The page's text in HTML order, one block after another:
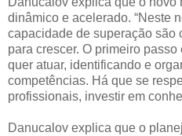
dinâmico e acelerado. “Neste
capacidade de superação são
para crescer. O primeiro
quer atuar, identificando e
competências. Há que se
profissionais, investir em
Danucalov explica que o